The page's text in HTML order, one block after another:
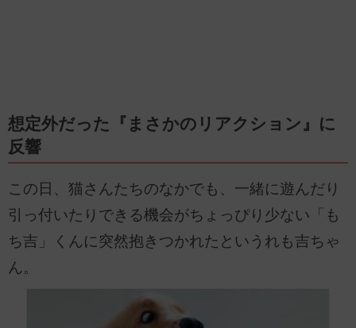
想定外だった『まさかのリアクション』に
反響
この日、猫さんたちのなかでも、一緒に遊んだり
引っ付いたりできる機会がちょっぴり少ない「も
ち吉」くんに突然抱きつかれたというれも吉ちゃ
ん。